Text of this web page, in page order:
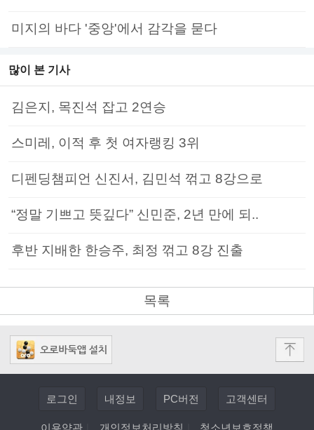
미지의 바다 '중앙'에서 감각을 묻다
많이 본 기사
김은지, 목진석 잡고 2연승
스미레, 이적 후 첫 여자랭킹 3위
디펜딩챔피언 신진서, 김민석 꺾고 8강으로
“정말 기쁘고 뜻깊다” 신민준, 2년 만에 되..
후반 지배한 한승주, 최정 꺾고 8강 진출
목록
로그인 내정보 PC버전 고객센터
이용약관 개인정보처리방침 청소년보호정책